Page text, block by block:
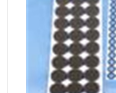
佛橡胶泡棉